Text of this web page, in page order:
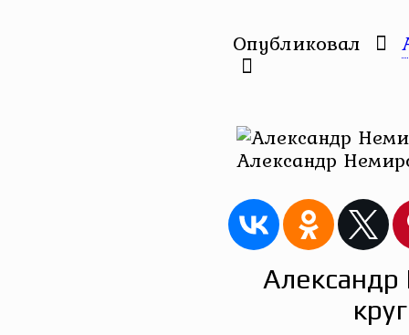
Опубликовал
Александр